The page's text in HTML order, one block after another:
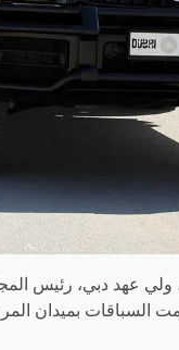
دبي، رئيس المجلس
السباقات بميدان